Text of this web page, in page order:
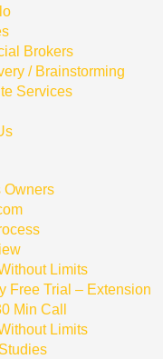
Brokers
/ Brainstorming
Services
Owners
Limits
Free Trial – Extension
Min Call
Limits